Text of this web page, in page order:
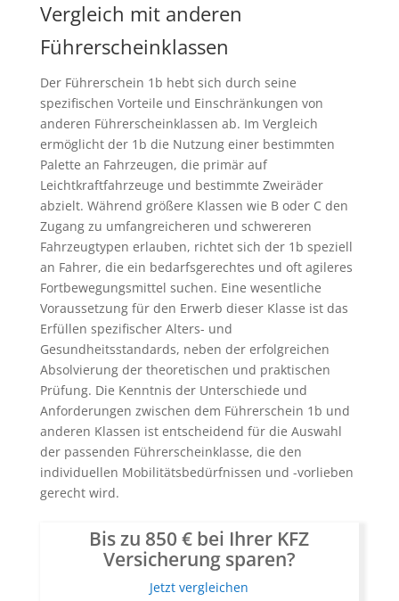
Vergleich mit anderen
Führerscheinklassen
Der Führerschein 1b hebt sich durch seine
spezifischen Vorteile und Einschränkungen von
anderen Führerscheinklassen ab. Im Vergleich
ermöglicht der 1b die Nutzung einer bestimmten
Palette an Fahrzeugen, die primär auf
Leichtkraftfahrzeuge und bestimmte Zweiräder
abzielt. Während größere Klassen wie B oder C den
Zugang zu umfangreicheren und schwereren
Fahrzeugtypen erlauben, richtet sich der 1b speziell
an Fahrer, die ein bedarfsgerechtes und oft agileres
Fortbewegungsmittel suchen. Eine wesentliche
Voraussetzung für den Erwerb dieser Klasse ist das
Erfüllen spezifischer Alters- und
Gesundheitsstandards, neben der erfolgreichen
Absolvierung der theoretischen und praktischen
Prüfung. Die Kenntnis der Unterschiede und
Anforderungen zwischen dem Führerschein 1b und
anderen Klassen ist entscheidend für die Auswahl
der passenden Führerscheinklasse, die den
individuellen Mobilitätsbedürfnissen und -vorlieben
gerecht wird.
Bis zu 850 € bei Ihrer KFZ
Versicherung sparen?
Jetzt vergleichen